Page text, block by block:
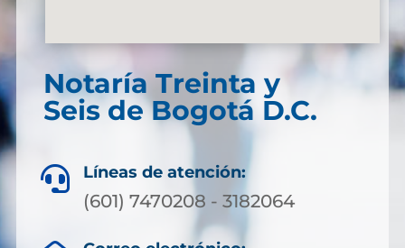
Notaría Treinta y
Seis de Bogotá D.C.
 Líneas de atención:
(601) 7470208 - 3182064